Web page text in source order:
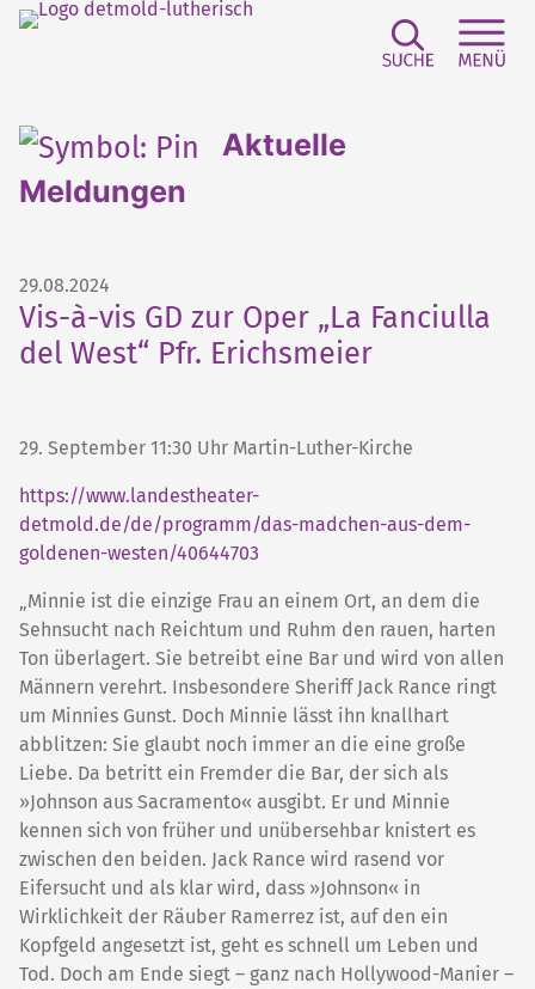
Aktuelle
Meldungen
29.08.2024
Vis-à-vis GD zur Oper „La Fanciulla
del West“ Pfr. Erichsmeier
29. September 11:30 Uhr Martin-Luther-Kirche
https://www.landestheater-
detmold.de/de/programm/das-madchen-aus-dem-
goldenen-westen/40644703
„Minnie ist die einzige Frau an einem Ort, an dem die
Sehnsucht nach Reichtum und Ruhm den rauen, harten
Ton überlagert. Sie betreibt eine Bar und wird von allen
Männern verehrt. Insbesondere Sheriff Jack Rance ringt
um Minnies Gunst. Doch Minnie lässt ihn knallhart
abblitzen: Sie glaubt noch immer an die eine große
Liebe. Da betritt ein Fremder die Bar, der sich als
»Johnson aus Sacramento« ausgibt. Er und Minnie
kennen sich von früher und unübersehbar knistert es
zwischen den beiden. Jack Rance wird rasend vor
Eifersucht und als klar wird, dass »Johnson« in
Wirklichkeit der Räuber Ramerrez ist, auf den ein
Kopfgeld angesetzt ist, geht es schnell um Leben und
Tod. Doch am Ende siegt – ganz nach Hollywood-Manier –